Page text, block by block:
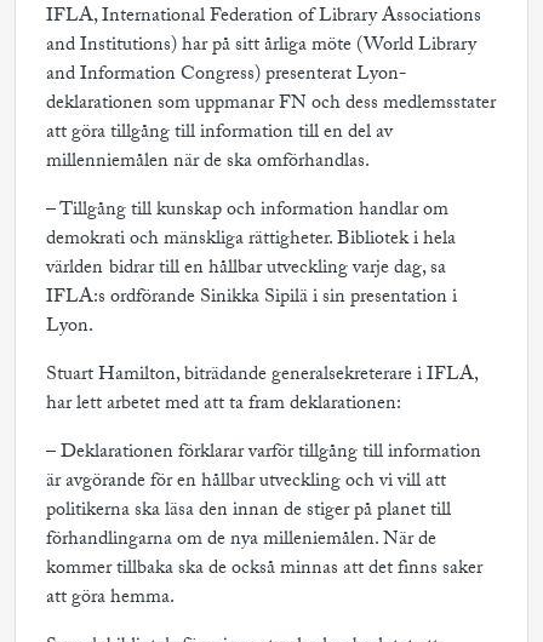
IFLA, International Federation of Library Associations
and Institutions) har på sitt årliga möte (World Library
and Information Congress) presenterat Lyon-
deklarationen som uppmanar FN och dess medlemsstater
att göra tillgång till information till en del av
millenniemålen när de ska omförhandlas.
– Tillgång till kunskap och information handlar om
demokrati och mänskliga rättigheter. Bibliotek i hela
världenbidrar till en hållbar utveckling varje dag, sa
IFLA:s ordförande Sinikka Sipilä i sin presentation i
Lyon.
Stuart Hamilton, biträdande generalsekreterare i IFLA,
har lett arbetet med att ta fram deklarationen:
– Deklarationen förklarar varför tillgång till information
är avgörande för en hållbar utveckling och vi vill att
politikerna ska läsa den innan de stiger på planet till
förhandlingarna om de nya milleniemålen. När de
kommer tillbaka ska de också minnas att det finns saker
att göra hemma.